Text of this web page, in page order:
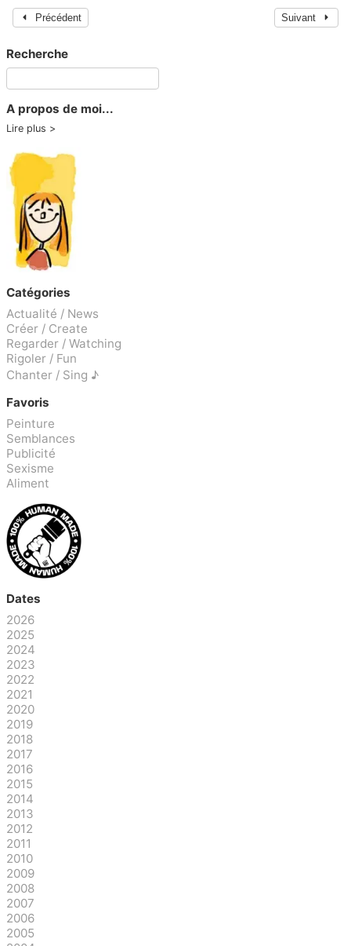
Précédent Suivant
Recherche
A propos de moi...
Lire plus
Catégories
Actualité / News
Créer / Create
Regarder / Watching
Rigoler / Fun
Chanter / Sing ♪
Favoris
Peinture
Semblances
Publicité
Sexisme
Aliment
Dates
2026
2025
2024
2023
2022
2021
2020
2019
2018
2017
2016
2015
2014
2013
2012
2011
2010
2009
2008
2007
2006
2005